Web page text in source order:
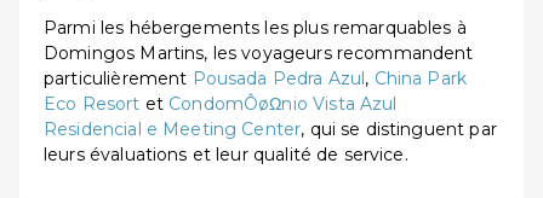
Parmi les hébergements les plus remarquables à
Domingos Martins, les voyageurs recommandent
particulièrement Pousada Pedra Azul, China Park
Eco Resort et CondomÔøΩnio Vista Azul
Residencial e Meeting Center, qui se distinguent par
leurs évaluations et leur qualité de service.